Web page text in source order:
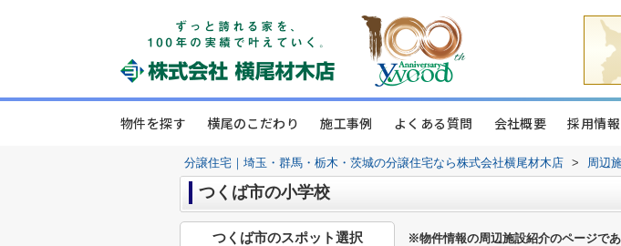
物件を探す 横尾のこだわり 施工事例 よくある質問 会社概要 採用情報
分譲住宅｜埼玉・群馬・栃木・茨城の分譲住宅なら株式会社横尾材木店 > 周辺
つくば市の小学校
※物件情報の周辺施設紹介のページで
つくば市のスポット選択